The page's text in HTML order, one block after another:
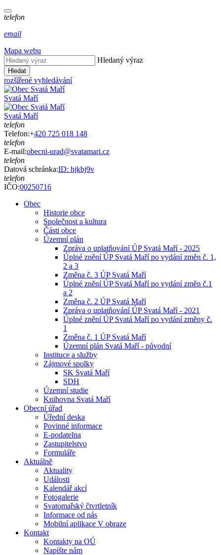
telefon
email
Mapa webu
Hledaný výraz
Hledat
rozšířené vyhledávání
Svatá Maří
Svatá Maří
telefon
Telefon:+420 725 018 148
telefon
E-mail:obecni-urad@svatamari.cz
telefon
Datová schránka:ID: hjkbj9v
telefon
IČO:00250716
Obec
Historie obce
Společnost a kultura
Části obce
Územní plán
Zpráva o uplatňování ÚP Svatá Maří - 2025
Úplné znění ÚP Svatá Maří po vydání změn č. 1,
2 a 3
Změna č. 3 ÚP Svatá Maří
Úplné znění ÚP Svatá Maří po vydání změn č.1
a 2
Změna č. 2 ÚP Svatá Maří
Zpráva o uplatňování ÚP Svatá Maří - 2021
Úplné znění ÚP Svatá Maří po vydání změny č.
1
Změna č. 1 ÚP Svatá Maří
Územní plán Svatá Maří - původní
Instituce a služby
Zájmové spolky
SK Svatá Maří
SDH
Územní studie
Knihovna Svatá Maří
Obecní úřad
Úřední deska
Povinné informace
E-podatelna
Zastupitelstvo
Formuláře
Aktuálně
Aktuality
Události
Kalendář akcí
Fotogalerie
Svatomařský čtvrtletník
Informace od nás
Mobilní aplikace V obraze
Kontakt
Kontakty na OÚ
Napište nám